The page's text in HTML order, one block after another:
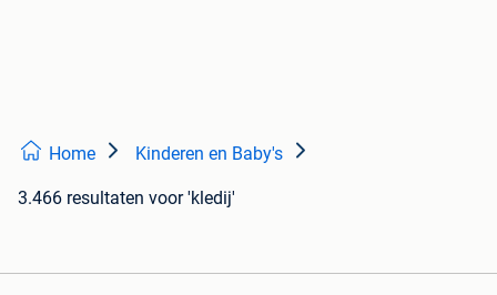
Home Kinderen en Baby's
3.466 resultaten voor 'kledij'